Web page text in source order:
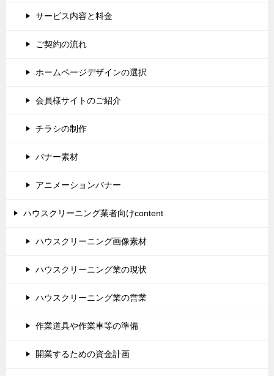
サービス内容と料金
ご契約の流れ
ホームページデザインの選択
会員様サイトのご紹介
チラシの制作
バナー素材
アニメーションバナー
ハウスクリーニング業者向けcontent
ハウスクリーニング画像素材
ハウスクリーニング業の現状
ハウスクリーニング業の営業
作業道具や作業車等の準備
開業するための資金計画